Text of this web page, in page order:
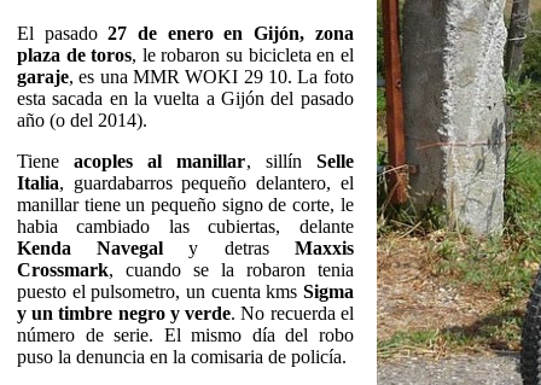
El pasado27 de enero en Gijón, zona
plaza de toros, le robaron su bicicleta en el
garaje, es una MMR WOKI 29 10. La foto
esta sacada en la vuelta a Gijón del pasado
año (o del 2014).
Tieneacoples al manillar, sillín Selle
Italia, guardabarros pequeño delantero, el
manillar tiene un pequeño signo de corte, le
habia cambiado las cubiertas, delante
Kenda Navegal y detras Maxxis
Crossmark, cuando se la robaron tenia
puesto el pulsometro, un cuenta kms Sigma
y un timbre negro y verde. No recuerda el
número de serie. El mismo día del robo
puso la denuncia en la comisaria de policía.